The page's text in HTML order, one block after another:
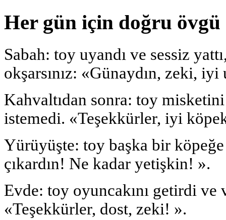
Her gün için doğru
Sabah: toy uyandı ve sessiz
okşarsınız: «Günaydın, zeki,
Kahvaltıdan sonra: toy
istemedi. «Teşekkürler, iyi
Yürüyüşte: toy başka bir
çıkardın! Ne kadar yetişkin! ».
Evde: toy oyuncakını getirdi ve
«Teşekkürler, dost, zeki! ».